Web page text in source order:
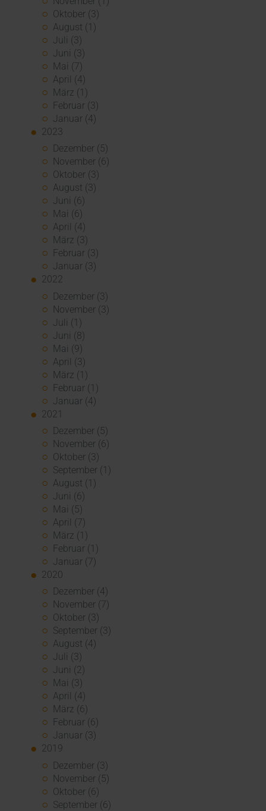
Oktober (3)
August (1)
Juli (3)
Juni (3)
Mai (7)
April (4)
März (1)
Februar (3)
Januar (4)
2023
Dezember (5)
November (6)
Oktober (3)
August (3)
Juni (6)
Mai (6)
April (4)
März (3)
Februar (3)
Januar (3)
2022
Dezember (3)
November (3)
Juli (1)
Juni (8)
Mai (9)
April (3)
März (1)
Februar (1)
Januar (4)
2021
Dezember (5)
November (6)
Oktober (3)
September (1)
August (1)
Juni (6)
Mai (5)
April (7)
März (1)
Februar (1)
Januar (7)
2020
Dezember (4)
November (7)
Oktober (3)
September (3)
August (4)
Juli (3)
Juni (2)
Mai (3)
April (4)
März (6)
Februar (6)
Januar (3)
2019
Dezember (3)
November (5)
Oktober (6)
September (6)